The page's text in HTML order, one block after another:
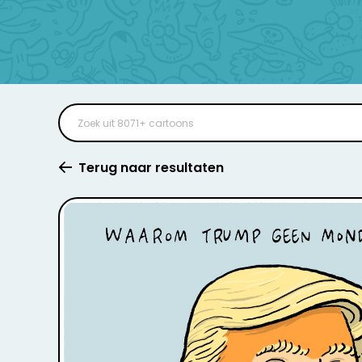
Terug naar resultaten